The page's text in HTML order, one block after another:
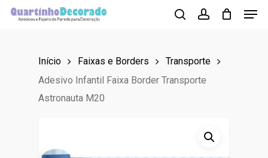
Skip
Início Faixas e Borders
Transporte
Adesivo Infantil Faixa Border Transporte
Astronauta M20